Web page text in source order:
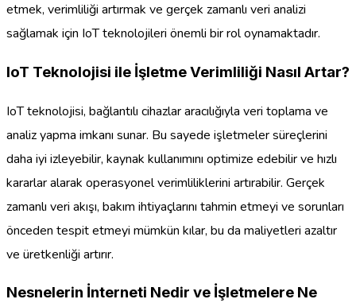
etmek, verimliliği artırmak ve gerçek zamanlı veri analizi
sağlamak için IoT teknolojileri önemli bir rol oynamaktadır.
IoT Teknolojisi ile İşletme Verimliliği Nasıl Artar?
IoT teknolojisi, bağlantılı cihazlar aracılığıyla veri toplama ve
analiz yapma imkanı sunar. Bu sayede işletmeler süreçlerini
daha iyi izleyebilir, kaynak kullanımını optimize edebilir ve hızlı
kararlar alarak operasyonel verimliliklerini artırabilir. Gerçek
zamanlı veri akışı, bakım ihtiyaçlarını tahmin etmeyi ve sorunları
önceden tespit etmeyi mümkün kılar, bu da maliyetleri azaltır
ve üretkenliği artırır.
Nesnelerin İnterneti Nedir ve İşletmelere Ne